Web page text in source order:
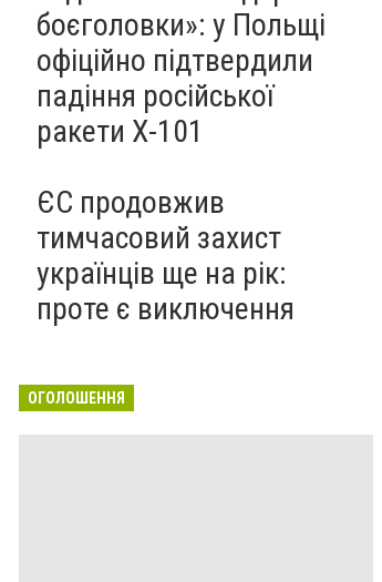
боєголовки»: у Польщі
офіційно підтвердили
падіння російської
ракети Х-101
ЄС продовжив
тимчасовий захист
українців ще на рік:
проте є виключення
ОГОЛОШЕННЯ